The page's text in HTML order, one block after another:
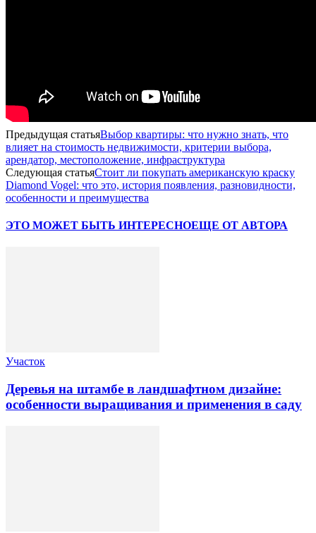
Предыдущая статьяВыбор квартиры: что нужно знать, что
влияет на стоимость недвижимости, критерии выбора,
арендатор, местоположение, инфраструктура
Следующая статьяСтоит ли покупать американскую краску
Diamond Vogel: что это, история появления, разновидности,
особенности и преимущества
ЭТО МОЖЕТ БЫТЬ ИНТЕРЕСНОЕЩЕ ОТ АВТОРА
Участок
Деревья на штамбе в ландшафтном дизайне:
особенности выращивания и применения в саду